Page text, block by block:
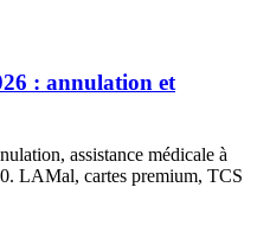
: annulation et
assistance médicale à
LAMal, cartes premium, TCS